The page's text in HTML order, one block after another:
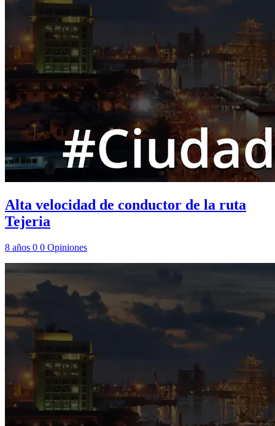
Alta velocidad de conductor de la ruta
Tejeria
8 años 0 0 Opiniones